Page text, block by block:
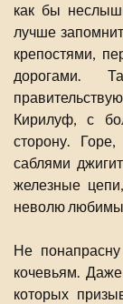
как бы
лучше
крепостями,
дорогами.
Кирилуф, с
сторону.
саблями
железные
неволю
Не
кочевьям.
которых